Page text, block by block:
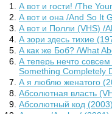
А вот и гости! /The
А вот и она /And So It
А вот и Полли (VHS) /
А зори здесь тихие
А как же Боб? /What
А теперь нечто
Something Completely
А я люблю женатого
Абсолютная власть
Абсолютный код